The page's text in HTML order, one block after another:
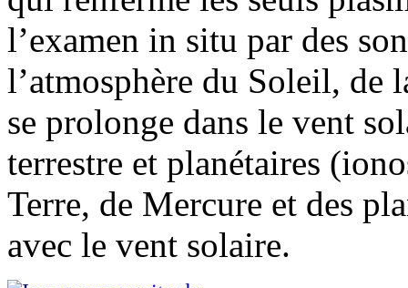
l’examen in situ par des
l’atmosphère du Soleil, de
se prolonge dans le vent
terrestre et planétaires
Terre, de Mercure et des
avec le vent solaire.